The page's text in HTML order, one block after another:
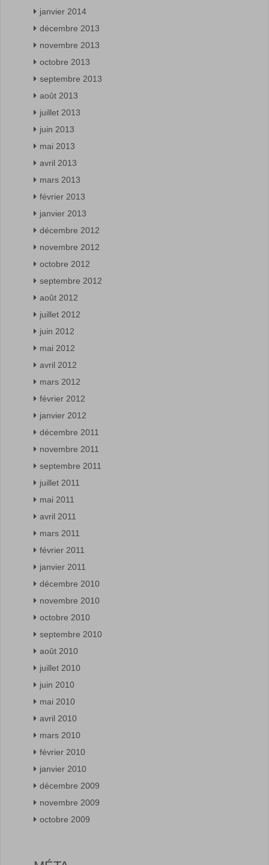
janvier 2014
décembre 2013
novembre 2013
octobre 2013
septembre 2013
août 2013
juillet 2013
juin 2013
mai 2013
avril 2013
mars 2013
février 2013
janvier 2013
décembre 2012
novembre 2012
octobre 2012
septembre 2012
août 2012
juillet 2012
juin 2012
mai 2012
avril 2012
mars 2012
février 2012
janvier 2012
décembre 2011
novembre 2011
septembre 2011
juillet 2011
mai 2011
avril 2011
mars 2011
février 2011
janvier 2011
décembre 2010
novembre 2010
octobre 2010
septembre 2010
août 2010
juillet 2010
juin 2010
mai 2010
avril 2010
mars 2010
février 2010
janvier 2010
décembre 2009
novembre 2009
octobre 2009